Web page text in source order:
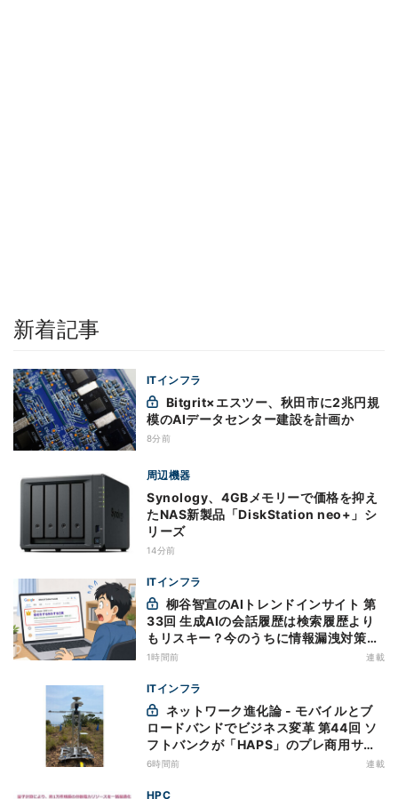
新着記事
ITインフラ
模のAIデータセンター建設を計画か
8分前
周辺機器
Synology、4GBメモリーで価格を抑え
たNAS新製品「DiskStation neo+」シ
リーズ
14分前
ITインフラ
33回 生成AIの会話履歴は検索履歴より
もリスキー？今のうちに情報漏洩対策を
万全にしておこう
1時間前 連載
ITインフラ
ロードバンドでビジネス変革 第44回 ソ
フトバンクが「HAPS」のプレ商用サー
ビス開始を表明、本格的な商用展開のめ
6時間前 連載
HPC